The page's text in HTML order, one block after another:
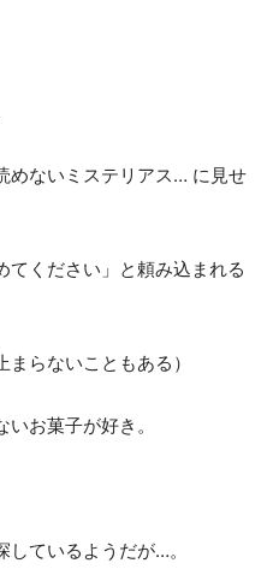
めないミステリアス… に見せ
てください」と頼み込まれる
らないこともある）
お菓子が好き。
しているようだが…。